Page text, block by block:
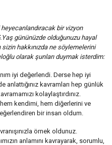
heyecanlandıracak bir vizyon
gününüzde olduğunuzu hayal
hakkınızda ne söylemelerini
olarak şunları duymak isterdim:
iyi değerlendi. Derse hep iyi
anlattığınız kavramları hep günlük
kolaylaştırdınız.
kendimi, hem diğerlerini ve
bir insan oldum.
örnek oldunuz.
anlamını kavrayarak, sorumlu,